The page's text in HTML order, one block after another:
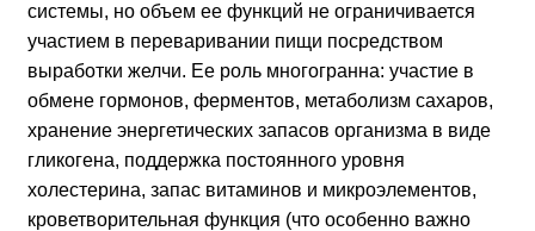
системы, но объем ее функций не ограничивается
участием в переваривании пищи посредством
выработки желчи. Ее роль многогранна: участие в
обмене гормонов, ферментов, метаболизм сахаров,
хранение энергетических запасов организма в виде
гликогена, поддержка постоянного уровня
холестерина, запас витаминов и микроэлементов,
кроветворительная функция (что особенно важно